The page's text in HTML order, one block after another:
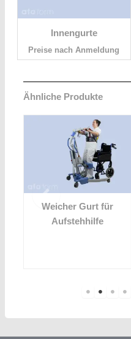
Innengurte
Preise nach Anmeldung
Ähnliche Produkte
Weicher Gurt für
Aufstehhilfe